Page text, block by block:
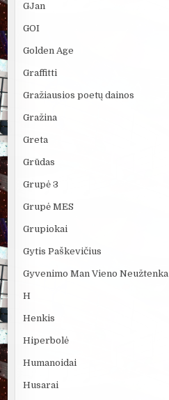
GJan
GOI
Golden Age
Graffitti
Gražiausios poetų dainos
Gražina
Greta
Grūdas
Grupė 3
Grupė MES
Grupiokai
Gytis Paškevičius
Gyvenimo Man Vieno Neužtenka
H
Henkis
Hiperbolė
Humanoidai
Husarai